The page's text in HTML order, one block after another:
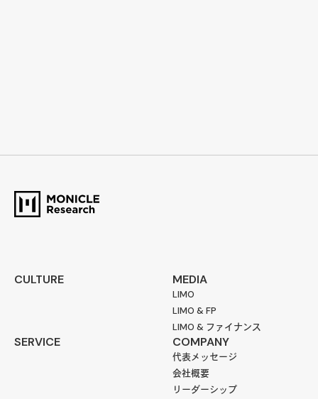
CULTURE MEDIA
LIMO
LIMO & FP
LIMO & ファイナンス
SERVICE COMPANY
代表メッセージ
会社概要
リーダーシップ